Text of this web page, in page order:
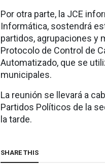
Por otra parte, la JCE
Informática, sostendrá
partidos, agrupaciones y
Protocolo de Control de
Automatizado, que se
municipales.
La reunión se llevará a
Partidos Políticos de la
la tarde.
SHARE THIS